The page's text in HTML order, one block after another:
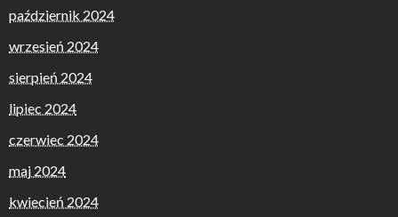
październik 2024
wrzesień 2024
sierpień 2024
lipiec 2024
czerwiec 2024
maj 2024
kwiecień 2024